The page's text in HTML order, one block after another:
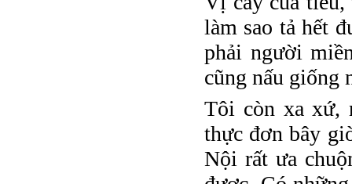
làm sao tả hết
phải người
cũng nấu giống
Tôi còn xa xứ,
thực đơn bây
Nội rất ưa